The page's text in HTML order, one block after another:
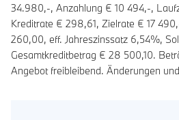
34.980,-, Anzahlung € 10 494,-,
Kreditrate € 298,61, Zielrate € 17 490
260,00, eff. Jahreszinssatz 6,54%,
Gesamtkreditbetrag € 28 500,10.
Angebot freibleibend. Änderungen